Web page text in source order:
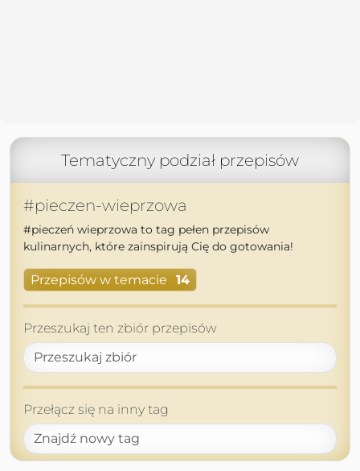
Tematyczny podział przepisów
#pieczen-wieprzowa
#pieczeń wieprzowa to tag pełen przepisów
kulinarnych, które zainspirują Cię do gotowania!
Przepisów w temacie 14
Przeszukaj ten zbiór przepisów
Przełącz się na inny tag